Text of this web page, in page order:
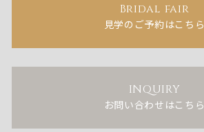
Bridal fair
見学のご予約はこちら
INQUIRY
お問い合わせはこちら